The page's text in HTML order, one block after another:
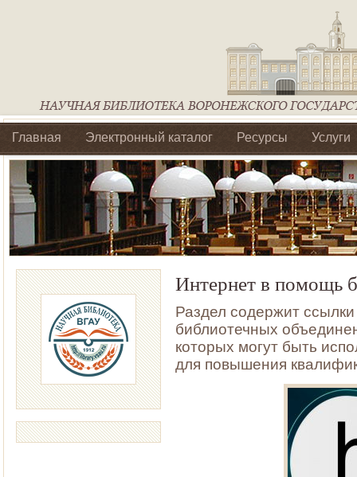
Главная Электронный каталог Ресурсы Услуги
Библиотеки регионального отделения Ассоциации
Интернет в помощь
Раздел содержит
библиотечных
которых могут быть
для повышения